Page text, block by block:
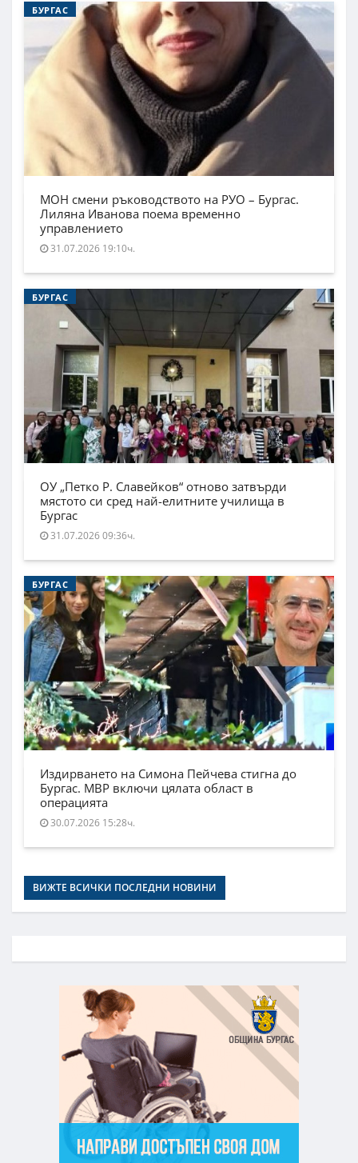
БУРГАС
МОН смени ръководството на РУО – Бургас.
Лиляна Иванова поема временно
управлението
31.07.2026 19:10ч.
БУРГАС
ОУ „Петко Р. Славейков“ отново затвърди
мястото си сред най-елитните училища в
Бургас
31.07.2026 09:36ч.
БУРГАС
Издирването на Симона Пейчева стигна до
Бургас. МВР включи цялата област в
операцията
30.07.2026 15:28ч.
ВИЖТЕ ВСИЧКИ ПОСЛЕДНИ НОВИНИ